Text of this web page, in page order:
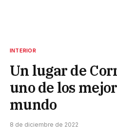
INTERIOR
Un lugar de
uno de los
mundo
8 de diciembre de 2022